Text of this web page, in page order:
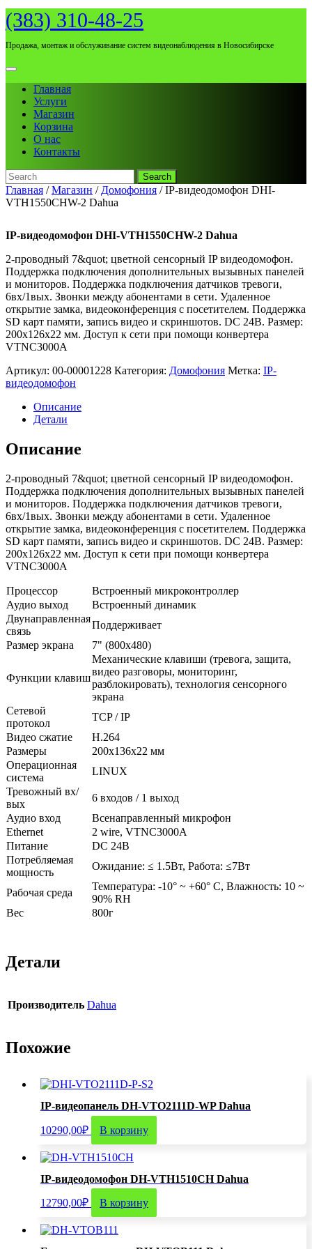
Skip
to
(383) 310-48-25
Продажа, монтаж и обслуживание систем видеонаблюдения в Новосибирске
Open
MenuГлавная
Услуги
Магазин
Корзина
О нас
Контакты
Search
for:
Close
Menu
Главная /Магазин / Домофония / IP-видеодомофон DHI-
VTH1550CHW-2 Dahua
IP-видеодомофон DHI-VTH1550CHW-2 Dahua
2-проводный 7&quot; цветной сенсорный IP видеодомофон.
Поддержка подключения дополнительных вызывных панелей
и мониторов. Поддержка подключения датчиков тревоги,
6вх/1вых. Звонки между абонентами в сети. Удаленное
открытие замка, видеоконференция с посетителем. Поддержка
SD карт памяти, запись видео и скриншотов. DC 24В. Размер:
200х126х22 мм. Доступ к сети при помощи конвертера
VTNC3000A
Артикул: 00-00001228 Категория: Домофония Метка: IP-
видеодомофон
Описание
Детали
Описание
2-проводный 7&quot; цветной сенсорный IP видеодомофон.
Поддержка подключения дополнительных вызывных панелей
и мониторов. Поддержка подключения датчиков тревоги,
6вх/1вых. Звонки между абонентами в сети. Удаленное
открытие замка, видеоконференция с посетителем. Поддержка
SD карт памяти, запись видео и скриншотов. DC 24В. Размер:
200х126х22 мм. Доступ к сети при помощи конвертера
VTNC3000A
Процессор
Встроенный микроконтроллер
Аудио выход
Встроенный динамик
Двунаправленная
связь
Поддерживает
Размер экрана
7" (800х480)
Функции клавиш
Механические клавиши (тревога, защита,
видео разговоры, мониторинг,
разблокировать), технология сенсорного
экрана
Сетевой
протокол
TCP / IP
Видео сжатие
H.264
Размеры
200х136х22 мм
Операционная
система
LINUX
Тревожный вх/
вых
6 входов / 1 выход
Аудио вход
Всенаправленный микрофон
Ethernet
2 wire, VTNC3000A
Питание
DC 24В
Потребляемая
мощность
Ожидание: ≤ 1.5Вт, Работа: ≤7Вт
Рабочая среда
Температура: -10° ~ +60° С, Влажность: 10 ~
90% RH
Вес
800г
Детали
Производитель Dahua
Похожие
IP-видеопанель DH-VTO2111D-WP Dahua
10290,00₽ В корзину
IP-видеодомофон DH-VTH1510CH Dahua
12790,00₽ В корзину